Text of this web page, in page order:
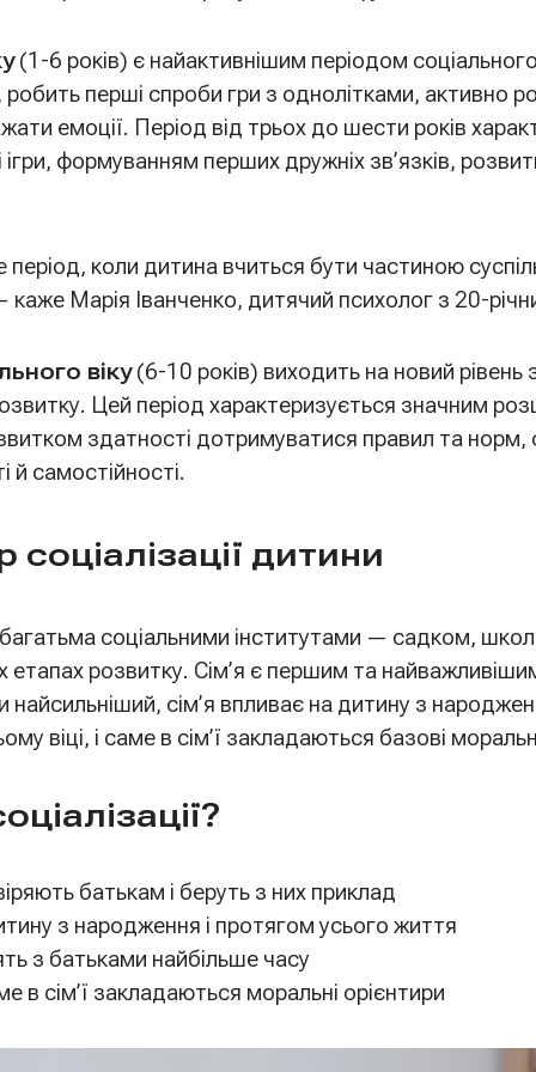
(1-6 років) є найактивнішим періодом
перші спроби гри з однолітками, активно
емоції. Період від трьох до шести років
формуванням перших дружніх зв’язків,
коли дитина вчиться бути частиною
— каже Марія Іванченко, дитячий психолог з 20-
віку(6-10 років) виходить на новий рівень
Цей період характеризується значним
здатності дотримуватися правил та
й самостійності.
дитини
соціальними інститутами — садком,
розвитку. Сім’я є першим та найважливішим
сім’я впливає на дитину з
віці, і саме в сім’ї закладаються базові
батькам і беруть з них приклад
з народження і протягом усього життя
з батьками найбільше часу
в сім’ї закладаються моральні орієнтири